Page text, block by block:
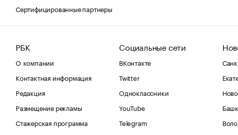
Сертифицированные партнеры
РБК
О компании
Контактная информация
Редакция
Размещение рекламы
Стажерская программа
Социальные сети
ВКонтакте
Twitter
Одноклассники
YouTube
Telegram